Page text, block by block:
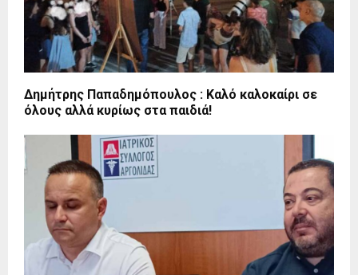
Δημήτρης Παπαδημόπουλος : Καλό καλοκαίρι σε
όλους αλλά κυρίως στα παιδιά!